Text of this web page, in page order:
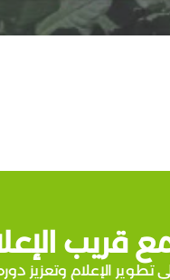
قريب
الإعلام وتعزيز